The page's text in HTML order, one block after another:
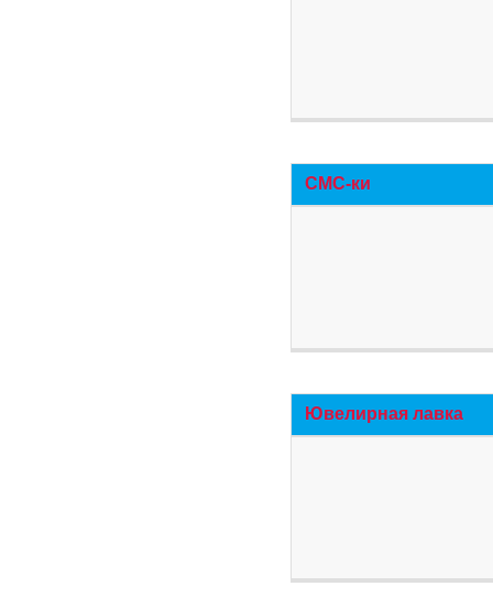
СМС-ки
Ювелирная лавка